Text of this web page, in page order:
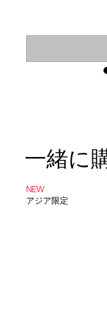
一緒に
NEW
アジア限定